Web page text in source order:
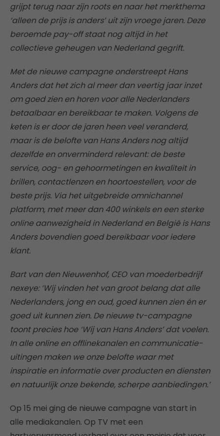
grijpt terug naar zijn roots en naar het merkthema
‘alleen de prijs is anders’ uit zijn vroege jaren. Deze
beroemde pay-off staat nog altijd in het
collectieve geheugen van Nederland gegrift.
Met de nieuwe campagne onderstreept Hans
Anders dat het zich al meer dan veertig jaar inzet
om goed zien en horen voor alle Nederlanders
betaalbaar en bereikbaar te maken. Volgens de
keten is er door de jaren heen veel veranderd,
maar is de belofte van Hans Anders nog altijd
dezelfde en onverminderd relevant: de beste
service, oog- en gehoormetingen en kwaliteit in
brillen, contactlenzen en hoortoestellen, voor de
beste prijs. Via het uitgebreide omnichannel
platform, met meer dan 400 winkels en een sterke
online aanwezigheid in Nederland en België is Hans
Anders bovendien goed bereikbaar voor iedere
klant.
Bart van den Nieuwenhof, CEO van moederbedrijf
nexeye: ‘Wij vinden het van groot belang dat alle
Nederlanders, jong en oud, goed kunnen zien én er
goed uit kunnen zien. De nieuwe tv-campagne
toont precies hoe ‘Wij van Hans Anders’ dat voelen.
In alle online en offlinekanalen en communicatie-
uitingen maken we onze belofte waar met
inspiratie en informatie over producten en diensten
en natuurlijk onze bekende, scherpe aanbiedingen.’
Op 15 mei ging de nieuwe campagne van start in
alle mediakanalen. Op TV met een